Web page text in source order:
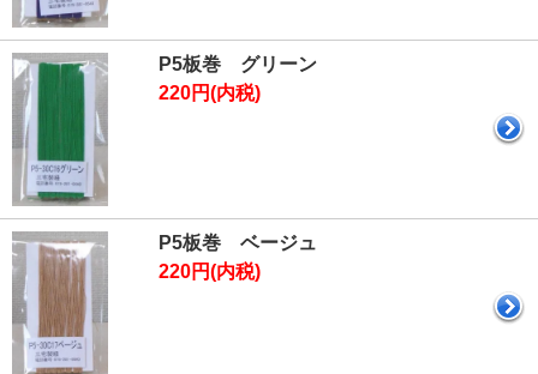
P5板巻 グリーン
220円(内税)
P5板巻 ベージュ
220円(内税)